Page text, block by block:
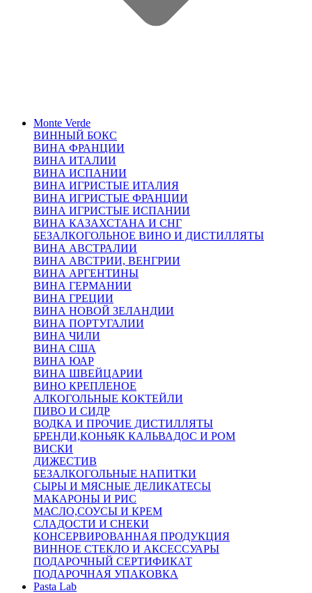
Monte Verde
ВИННЫЙ БОКС
ВИНА ФРАНЦИИ
ВИНА ИТАЛИИ
ВИНА ИСПАНИИ
ВИНА ИГРИСТЫЕ ИТАЛИЯ
ВИНА ИГРИСТЫЕ ФРАНЦИИ
ВИНА ИГРИСТЫЕ ИСПАНИИ
ВИНА КАЗАХСТАНА И СНГ
БЕЗАЛКОГОЛЬНОЕ ВИНО И ДИСТИЛЛЯТЫ
ВИНА АВСТРАЛИИ
ВИНА АВСТРИИ, ВЕНГРИИ
ВИНА АРГЕНТИНЫ
ВИНА ГЕРМАНИИ
ВИНА ГРЕЦИИ
ВИНА НОВОЙ ЗЕЛАНДИИ
ВИНА ПОРТУГАЛИИ
ВИНА ЧИЛИ
ВИНА США
ВИНА ЮАР
ВИНА ШВЕЙЦАРИИ
ВИНО КРЕПЛЕНОЕ
АЛКОГОЛЬНЫЕ КОКТЕЙЛИ
ПИВО И СИДР
ВОДКА И ПРОЧИЕ ДИСТИЛЛЯТЫ
БРЕНДИ,КОНЬЯК КАЛЬВАДОС И РОМ
ВИСКИ
ДИЖЕСТИВ
БЕЗАЛКОГОЛЬНЫЕ НАПИТКИ
СЫРЫ И МЯСНЫЕ ДЕЛИКАТЕСЫ
МАКАРОНЫ И РИС
МАСЛО,СОУСЫ И КРЕМ
СЛАДОСТИ И СНЕКИ
КОНСЕРВИРОВАННАЯ ПРОДУКЦИЯ
ВИННОЕ СТЕКЛО И АКСЕССУАРЫ
ПОДАРОЧНЫЙ СЕРТИФИКАТ
ПОДАРОЧНАЯ УПАКОВКА
Pasta Lab